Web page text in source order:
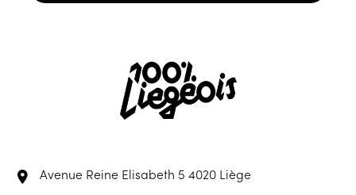
Avenue Reine Elisabeth 54020 Liège